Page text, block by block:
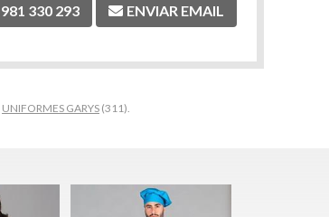
UNIFORMES GARYS (311).
981 330 293 ENVIAR EMAIL